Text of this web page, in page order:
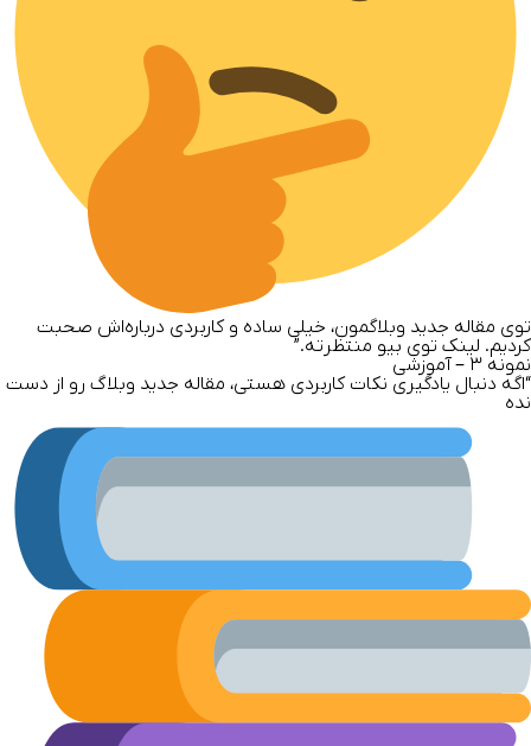
توی مقاله جدید وبلاگمون، خیلی ساده و کاربردی درباره‌اش صحبت
کردیم. لینک توی بیو منتظرته.”
نمونه ۳ –
آموزشی
“اگه دنبال یادگیری نکات کاربردی هستی، مقاله جدید وبلاگ رو از دست
نده